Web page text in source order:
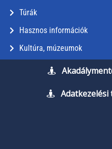
Túrák
Hasznos információk
Kultúra, múzeumok